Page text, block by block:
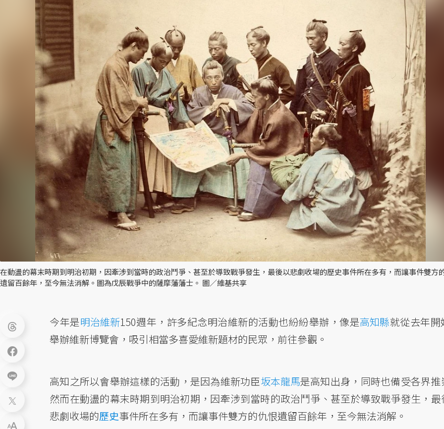
在動盪的幕末時期到明治初期，因牽涉到當時的政治鬥爭、甚至於導致戰爭發生，最後以悲劇收場的歷史事件所在多有，而讓事件雙方
遺留百餘年，至今無法消解。圖為戊辰戰爭中的薩摩藩藩士。 圖／維基共享
今年是明治維新150週年，許多紀念明治維新的活動也紛紛舉辦，像是高知縣就從去年開
舉辦維新博覽會，吸引相當多喜愛維新題材的民眾，前往參觀。
高知之所以會舉辦這樣的活動，是因為維新功臣坂本龍馬是高知出身，同時也備受各界推
然而在動盪的幕末時期到明治初期，因牽涉到當時的政治鬥爭、甚至於導致戰爭發生，最
悲劇收場的歷史事件所在多有，而讓事件雙方的仇恨遺留百餘年，至今無法消解。